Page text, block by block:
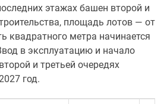
этажах башен второй и
площадь лотов — от
квадратного метра начинается
в эксплуатацию и начало
и третьей очередях
год.